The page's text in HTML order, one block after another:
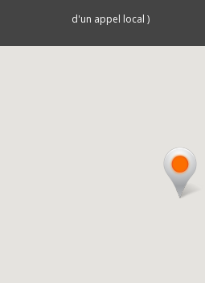
Saintes
d'un appel local )